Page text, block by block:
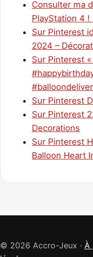
Consulter ma
PlayStation 4
Sur Pinterest
2024 –
Sur Pinterest
Sur Pinterest
Sur Pinterest
Decorations
Sur Pinterest
Balloon Heart
© 2026 Accro-Jeux · À